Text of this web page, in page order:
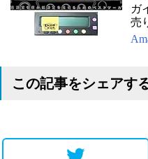
ガ
売
この記事をシェアす